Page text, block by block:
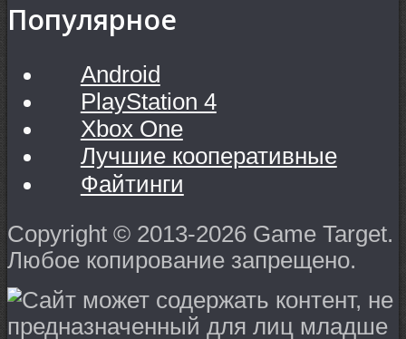
Популярное
Android
PlayStation 4
Xbox One
Лучшие кооперативные
Файтинги
Copyright © 2013-2026 Game Target.
Любое копирование запрещено.